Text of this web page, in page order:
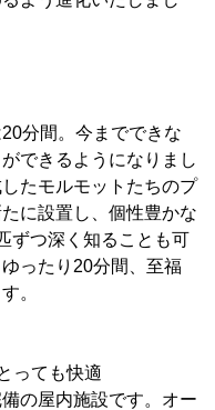
分間。今までできな
できるようになりまし
たモルモットたちのプ
に設置し、個性豊かな
ずつ深く知ることも可
ったり20分間、至福
。
っても快適
の屋内施設です。オー